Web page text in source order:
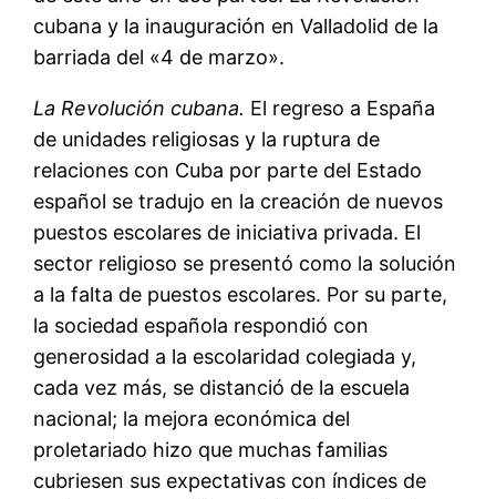
cubana y la inauguración en Valladolid de la
barriada del «4 de marzo».
La Revolución cubana. El regreso a España
de unidades religiosas y la ruptura de
relaciones con Cuba por parte del Estado
español se tradujo en la creación de nuevos
puestos escolares de iniciativa privada. El
sector religioso se presentó como la solución
a la falta de puestos escolares. Por su parte,
la sociedad española respondió con
generosidad a la escolaridad colegiada y,
cada vez más, se distanció de la escuela
nacional; la mejora económica del
proletariado hizo que muchas familias
cubriesen sus expectativas con índices de